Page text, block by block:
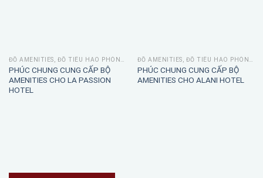
ĐỒ AMENITIES, ĐỒ TIÊU HAO PHÒNG TẮM
PHÚC CHUNG CUNG CẤP BỘ
AMENITIES CHO LA PASSION
HOTEL
ĐỒ AMENITIES, ĐỒ TIÊU HAO PHÒNG TẮM
PHÚC CHUNG CUNG CẤP BỘ
AMENITIES CHO ALANI HOTEL